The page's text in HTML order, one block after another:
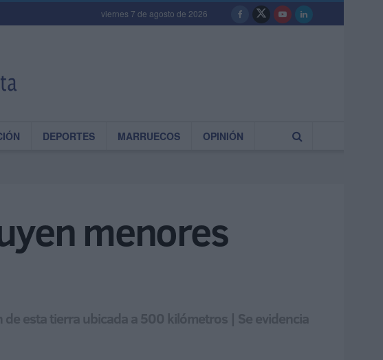
viernes 7 de agosto de 2026
DEPORTES MARRUECOS OPINIÓN
menores
esta tierra ubicada a 500 kilómetros | Se evidencia